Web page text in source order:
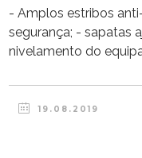
- Amplos estribos
segurança; - sapatas
nivelamento do
19.08.2019